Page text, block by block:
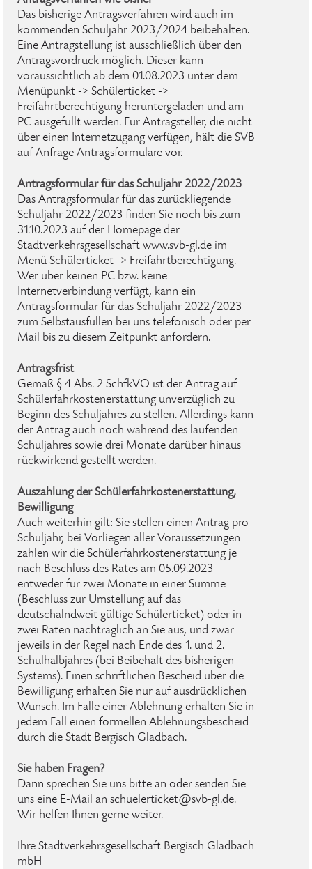
Das bisherige Antragsverfahren wird auch im
kommenden Schuljahr 2023/2024 beibehalten.
Eine Antragstellung ist ausschließlich über den
Antragsvordruck möglich. Dieser kann
voraussichtlich ab dem 01.08.2023 unter dem
Menüpunkt -> Schülerticket ->
Freifahrtberechtigung heruntergeladen und am
PC ausgefüllt werden. Für Antragsteller, die nicht
über einen Internetzugang verfügen, hält die SVB
auf Anfrage Antragsformulare vor.
Antragsformular für das Schuljahr 2022/2023
Das Antragsformular für das zurückliegende
Schuljahr 2022/2023 finden Sie noch bis zum
31.10.2023 auf der Homepage der
Stadtverkehrsgesellschaft www.svb-gl.de im
Menü Schülerticket -> Freifahrtberechtigung.
Wer über keinen PC bzw. keine
Internetverbindung verfügt, kann ein
Antragsformular für das Schuljahr 2022/2023
zum Selbstausfüllen bei uns telefonisch oder per
Mail bis zu diesem Zeitpunkt anfordern.
Antragsfrist
Gemäß § 4 Abs. 2 SchfkVO ist der Antrag auf
Schülerfahrkostenerstattung unverzüglich zu
Beginn des Schuljahres zu stellen. Allerdings kann
der Antrag auch noch während des laufenden
Schuljahres sowie drei Monate darüber hinaus
rückwirkend gestellt werden.
Auszahlung der Schülerfahrkostenerstattung,
Bewilligung
Auch weiterhin gilt: Sie stellen einen Antrag pro
Schuljahr, bei Vorliegen aller Voraussetzungen
zahlen wir die Schülerfahrkostenerstattung je
nach Beschluss des Rates am 05.09.2023
entweder für zwei Monate in einer Summe
(Beschluss zur Umstellung auf das
deutschalndweit gültige Schülerticket) oder in
zwei Raten nachträglich an Sie aus, und zwar
jeweils in der Regel nach Ende des 1. und 2.
Schulhalbjahres (bei Beibehalt des bisherigen
Systems). Einen schriftlichen Bescheid über die
Bewilligung erhalten Sie nur auf ausdrücklichen
Wunsch. Im Falle einer Ablehnung erhalten Sie in
jedem Fall einen formellen Ablehnungsbescheid
durch die Stadt Bergisch Gladbach.
Sie haben Fragen?
Dann sprechen Sie uns bitte an oder senden Sie
uns eine E-Mail an schuelerticket@svb-gl.de.
Wir helfen Ihnen gerne weiter.
Ihre Stadtverkehrsgesellschaft Bergisch Gladbach
mbH